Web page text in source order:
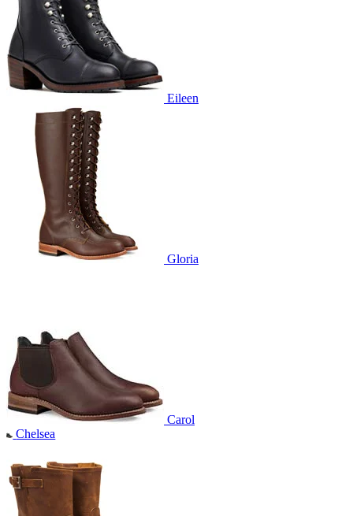
Eileen
Gloria
Carol
Chelsea